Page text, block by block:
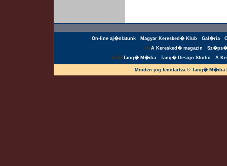
On-line aj�nlatunk Magyar Keresked� Klub Gal�ria
�A Keresked� magazin
��Tang� M�dia Tang� Design Studio A
Minden jog fenntartva © Tang�